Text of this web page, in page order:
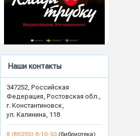
Наши контакты
347252, Российская
Федерация, Ростовская обл.,
г. Константиновск,
ул. Калинина, 118
8 (86393) 6-10-33 (библиотека)